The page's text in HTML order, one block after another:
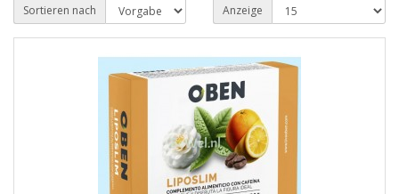
Sortieren nach Anzeige